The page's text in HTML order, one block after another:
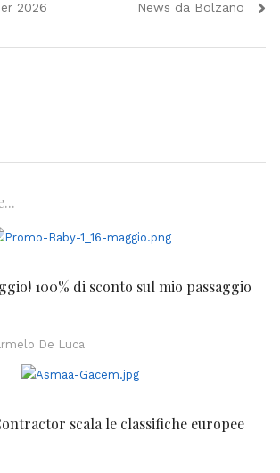
2026
Next
News da Bolzano
100% di sconto sul mio passaggio
De Luca
scala le classifiche europee